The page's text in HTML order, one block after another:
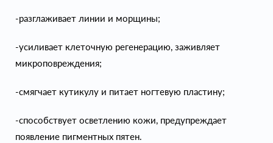
-разглаживает линии и морщины;
-усиливает клеточную регенерацию, заживляет
микроповреждения;
-смягчает кутикулу и питает ногтевую пластину;
-способствует осветлению кожи, предупреждает
появление пигментных пятен.